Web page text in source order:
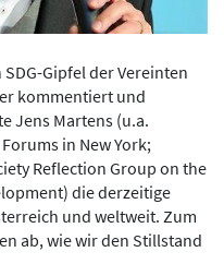
Gipfel der Vereinten
kommentiert und
Jens Martens (u.a.
in New York;
Reflection Group on the
die derzeitige
und weltweit. Zum
ab, wie wir den Stillstand